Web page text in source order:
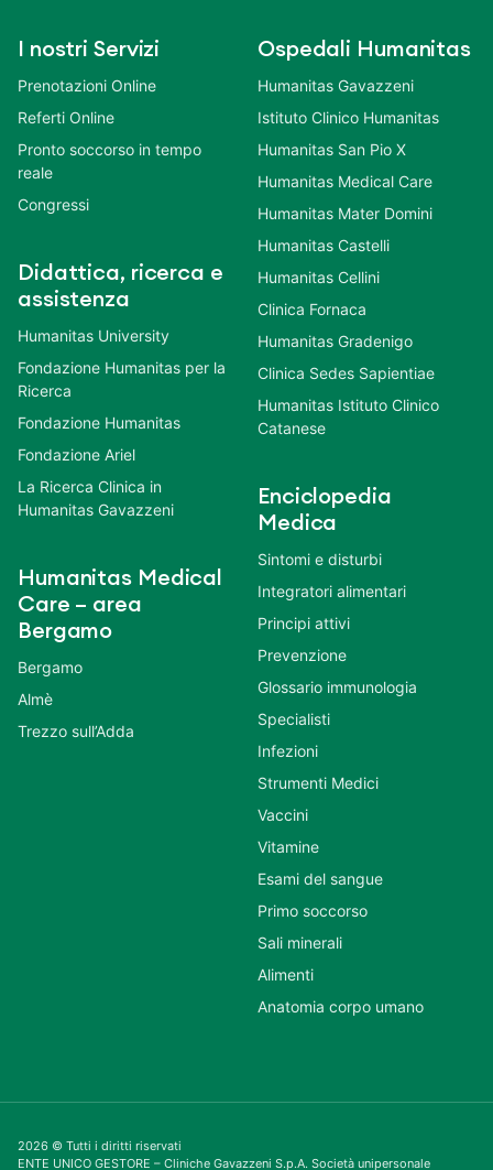
I nostri Servizi
Prenotazioni Online
Referti Online
Pronto soccorso in tempo
reale
Congressi
Didattica, ricerca e
assistenza
Humanitas University
Fondazione Humanitas per la
Ricerca
Fondazione Humanitas
Fondazione Ariel
La Ricerca Clinica in
Humanitas Gavazzeni
Humanitas Medical
Care – area
Bergamo
Bergamo
Almè
Trezzo sull’Adda
Ospedali Humanitas
Humanitas Gavazzeni
Istituto Clinico Humanitas
Humanitas San Pio X
Humanitas Medical Care
Humanitas Mater Domini
Humanitas Castelli
Humanitas Cellini
Clinica Fornaca
Humanitas Gradenigo
Clinica Sedes Sapientiae
Humanitas Istituto Clinico
Catanese
Enciclopedia
Medica
Sintomi e disturbi
Integratori alimentari
Principi attivi
Prevenzione
Glossario immunologia
Specialisti
Infezioni
Strumenti Medici
Vaccini
Vitamine
Esami del sangue
Primo soccorso
Sali minerali
Alimenti
Anatomia corpo umano
2026 © Tutti i diritti riservati
ENTE UNICO GESTORE – Cliniche Gavazzeni S.p.A. Società unipersonale